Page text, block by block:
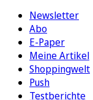
Newsletter
Abo
E-Paper
Meine Artikel
Shoppingwelt
Push
Testberichte